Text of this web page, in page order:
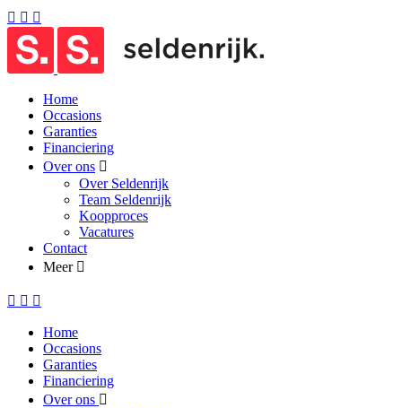
Home
Occasions
Garanties
Financiering
Over ons
Over Seldenrijk
Team Seldenrijk
Koopproces
Vacatures
Contact
Meer
Home
Occasions
Garanties
Financiering
Over ons